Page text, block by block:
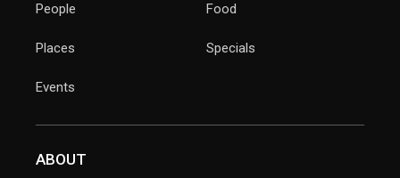
People
Places
Events
Food
Specials
ABOUT